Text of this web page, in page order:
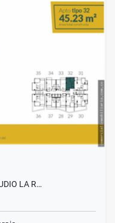
LA R…